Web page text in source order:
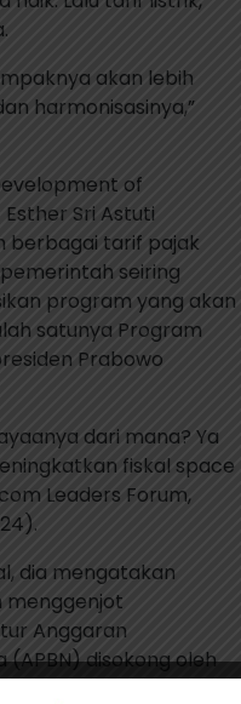
akan lebih
harmonisasinya,”
of
Sri Astuti
berbagai tarif pajak
seiring
program yang akan
satunya Program
Prabowo
dari mana? Ya
fiskal space
Leaders Forum,
dia mengatakan
menggenjot
Anggaran
(APBN) disokong oleh